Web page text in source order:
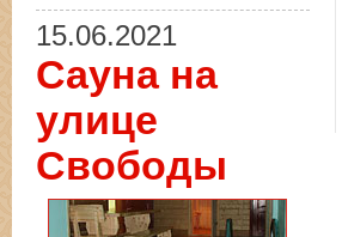
15.06.2021
Сауна на
улице
Свободы